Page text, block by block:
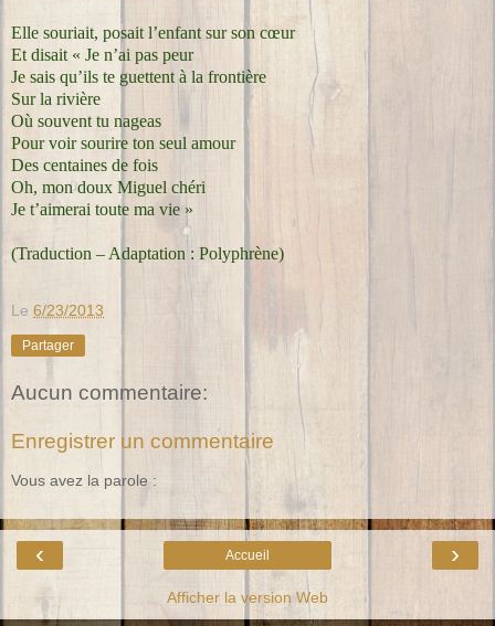
Elle souriait, posait l’enfant sur son cœur
Et disait « Je n’ai pas peur
Je sais qu’ils te guettent à la frontière
Sur la rivière
Où souvent tu nageas
Pour voir sourire ton seul amour
Des centaines de fois
Oh, mon doux Miguel chéri
Je t’aimerai toute ma vie »
(Traduction – Adaptation : Polyphrène)
Le 6/23/2013
Partager
Aucun commentaire:
Enregistrer un commentaire
Vous avez la parole :
‹ ›
Accueil
Afficher la version Web